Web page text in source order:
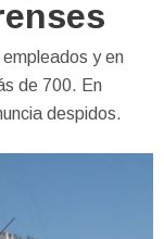
y en
de 700. En
despidos.